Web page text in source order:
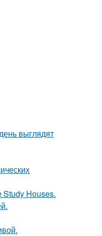
выглядят
Houses.